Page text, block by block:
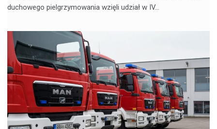
duchowego pielgrzymowania wzięli udział w IV…